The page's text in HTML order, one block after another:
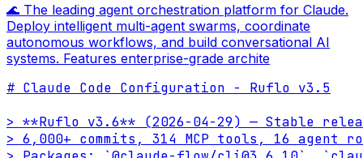
🌊 The leading agent orchestration platform for Claude.
Deploy intelligent multi-agent swarms, coordinate
autonomous workflows, and build conversational AI
systems. Features enterprise-grade archite
# Claude Code Configuration - Ruflo v3.5
> **Ruflo v3.6** (2026-04-29) — Stable
> 6,000+ commits, 314 MCP tools, 16